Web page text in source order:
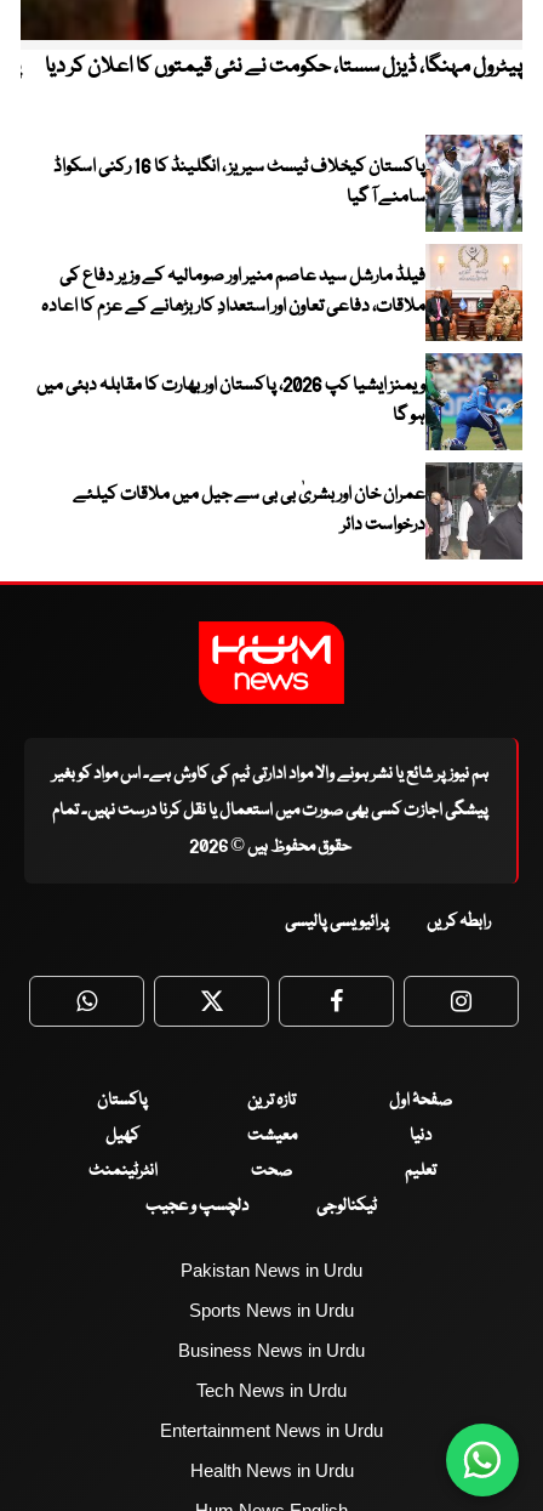
پیٹرول مہنگا، ڈیزل سستا، حکومت نے نئی قیمتوں کا اعلان کر دیا
پاکستان کیخلاف ٹیسٹ سیریز ، انگلینڈ کا 16 رکنی اسکواڈ
سامنے آ گیا
فیلڈ مارشل سید عاصم منیر اور صومالیہ کے وزیر دفاع کی
ملاقات، دفاعی تعاون اور استعدادِ کار بڑھانے کے عزم کا اعادہ
ویمنز ایشیا کپ 2026، پاکستان اور بھارت کا مقابلہ دبئی میں
ہو گا
عمران خان اور بشریٰ بی بی سے جیل میں ملاقات کیلئے
درخواست دائر
ہم نیوز پر شائع یا نشر ہونے والا مواد ادارتی ٹیم کی کاوش ہے۔ اس مواد کو بغیر
پیشگی اجازت کسی بھی صورت میں استعمال یا نقل کرنا درست نہیں۔ تمام
حقوق محفوظ ہیں © 2026
رابطہ کریں پرائیویسی پالیسی
WhatsApp Twitter Facebook
صفحۂ اول تازہ ترین
پاکستان
دنیا
معیشت
کھیل
تعلیم
صحت
انٹرٹینمنٹ
ٹیکنالوجی
دلچسپ و عجیب
Pakistan News in Urdu
Sports News in Urdu
Business News in Urdu
Tech News in Urdu
Entertainment News in Urdu
Health News in Urdu